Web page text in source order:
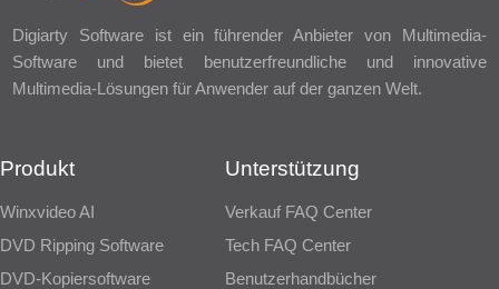
Digiarty Software ist ein führender Anbieter von Multimedia-
Software und bietet benutzerfreundliche und innovative
Multimedia-Lösungen für Anwender auf der ganzen Welt.
Produkt
Winxvideo AI
DVD Ripping Software
DVD-Kopiersoftware
Unterstützung
Verkauf FAQ Center
Tech FAQ Center
Benutzerhandbücher